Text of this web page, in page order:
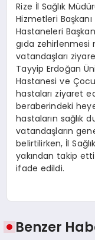
MAGAZIN
SAĞLIK
TEKNOLOJI
Rize İl Sağlık
Hizmetleri
Hastaneleri
gıda zehirlenmesi
vatandaşları
Tayyip Erdoğan
Hastanesi ve
hastaları ziyaret
beraberindeki
hastaların sağlık
vatandaşların
belirtilirken, İl
yakından takip
ifade edildi.
Benzer